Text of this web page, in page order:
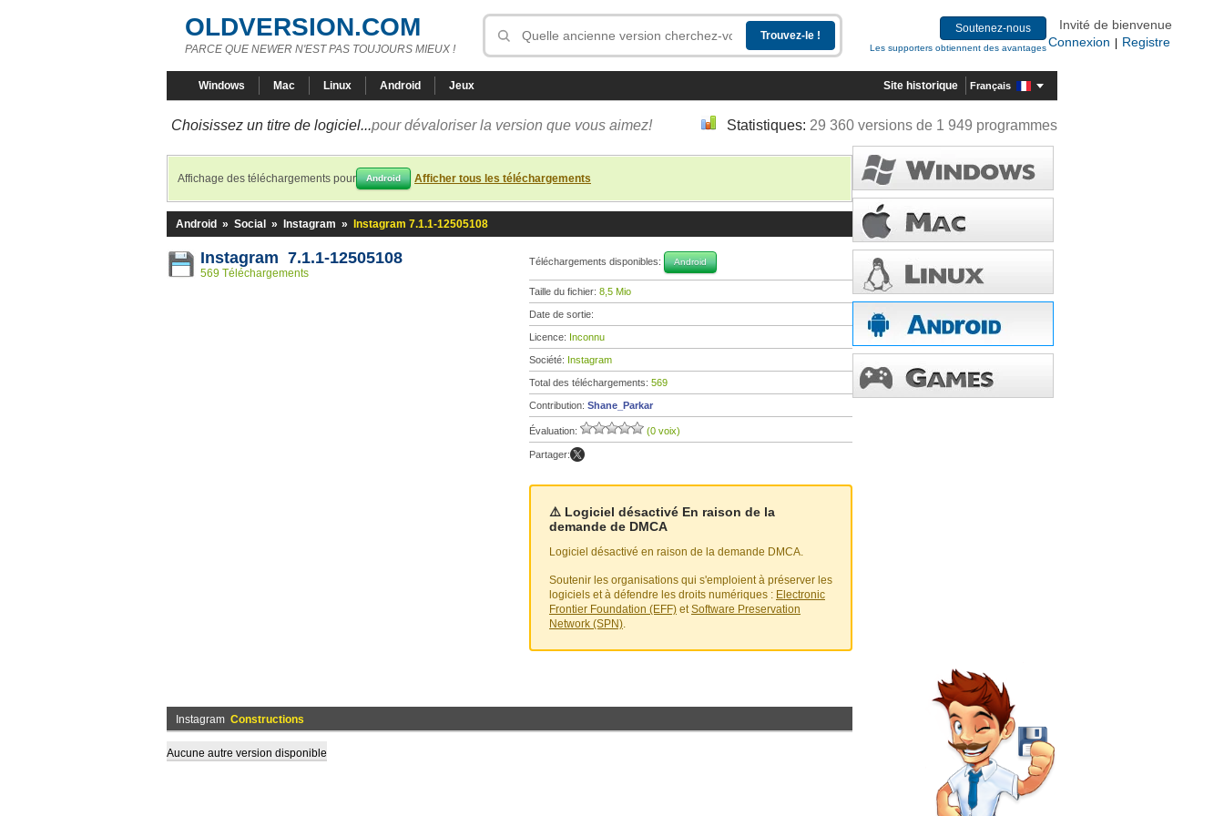
OLDVERSION.COM
PARCE QUE NEWER N'EST PAS TOUJOURS MIEUX !
Soutenez-nous
Les supporters obtiennent des avantages
Invité de bienvenue
Connexion
Registre
Windows Mac Linux Android Jeux Site historique Français
Choisissez un titre de logiciel...pour dévaloriser la version que vous aimez! Statistiques: 29 360 versions de 1 949 programmes
Affichage des téléchargements pour Android Afficher tous les téléchargements
Android » Social » Instagram » Instagram 7.1.1-12505108
Instagram 7.1.1-12505108
569 Téléchargements
Téléchargements disponibles: Android
Taille du fichier: 8,5 Mio
Date de sortie:
Licence: Inconnu
Société: Instagram
Total des téléchargements: 569
Contribution: Shane_Parkar
Évaluation: (0 voix)
Partager:
⚠️ Logiciel désactivé En raison de la
demande de DMCA
Logiciel désactivé en raison de la demande DMCA.
Soutenir les organisations qui s'emploient à préserver les
logiciels et à défendre les droits numériques : Electronic
Frontier Foundation (EFF) etSoftware Preservation
Network (SPN).
Instagram Constructions
Aucune autre version disponible